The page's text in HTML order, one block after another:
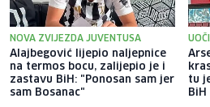
NOVA ZVIJEZDA JUVENTUSA
Alajbegović lijepio naljepnice
na termos bocu, zalijepio je i
zastavu BiH: "Ponosan sam jer
sam Bosanac"
tu
BiH